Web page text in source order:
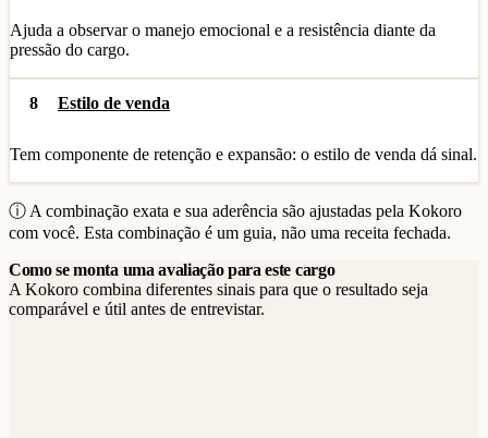
Ajuda a observar o manejo emocional e a resistência diante da
pressão do cargo.
8 Estilo de venda
Tem componente de retenção e expansão: o estilo de venda dá sinal.
ⓘ A combinação exata e sua aderência são ajustadas pela Kokoro
com você. Esta combinação é um guia, não uma receita fechada.
Como se monta uma avaliação para este cargo
A Kokoro combina diferentes sinais para que o resultado seja
comparável e útil antes de entrevistar.